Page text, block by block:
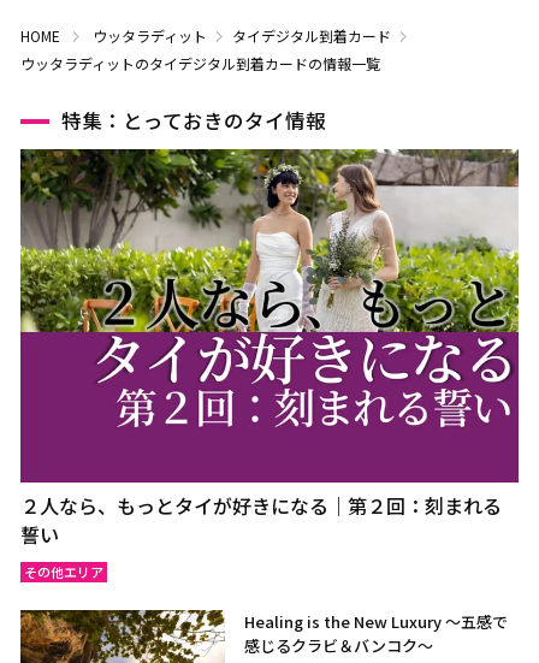
HOME ウッタラディット
タイデジタル到着カード
ウッタラディットのタイデジタル到着カードの情報一覧
特集：とっておきのタイ情報
２人なら、もっとタイが好きになる｜第２回：刻まれる
誓い
その他エリア
Healing is the New Luxury ～五感で
感じるクラビ＆バンコク～